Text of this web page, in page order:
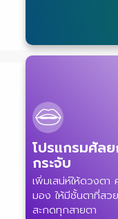
โปรแกรมศัล
กระจับ
เพิ่มเสน่ห์ให้ดวงต
มอง ให้มีชั้นตาที่สวย
สะกดทุกสายตา